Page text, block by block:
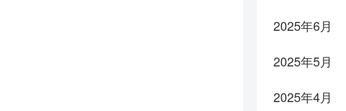
2025年6月
2025年5月
2025年4月